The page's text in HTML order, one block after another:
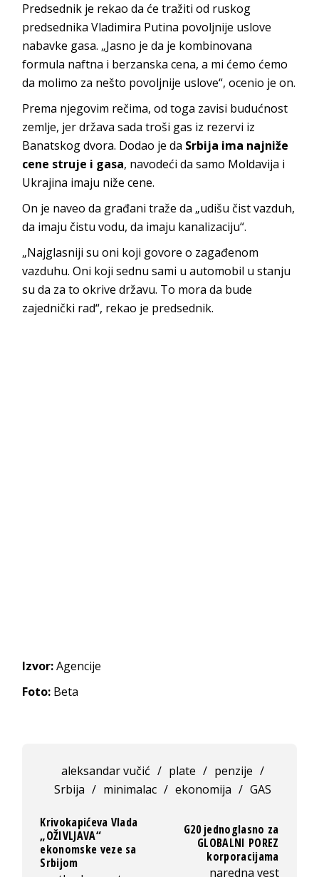
Predsednik je rekao da će tražiti od ruskog
predsednika Vladimira Putina povoljnije uslove
nabavke gasa. „Jasno je da je kombinovana
formula naftna i berzanska cena, a mi ćemo ćemo
da molimo za nešto povoljnije uslove“, ocenio je on.
Prema njegovim rečima, od toga zavisi budućnost
zemlje, jer država sada troši gas iz rezervi iz
Banatskog dvora. Dodao je da Srbija ima najniže
cene struje i gasa, navodeći da samo Moldavija i
Ukrajina imaju niže cene.
On je naveo da građani traže da „udišu čist vazduh,
da imaju čistu vodu, da imaju kanalizaciju“.
„Najglasniji su oni koji govore o zagađenom
vazduhu. Oni koji sednu sami u automobil u stanju
su da za to okrive državu. To mora da bude
zajednički rad“, rekao je predsednik.
Izvor:Agencije
Foto: Beta
aleksandar vučić / plate / penzije /
Srbija / minimalac / ekonomija / GAS
Krivokapićeva Vlada
„OŽIVLJAVA“
ekonomske veze sa
Srbijom
G20 jednoglasno za
GLOBALNI POREZ
korporacijama
naredna vest